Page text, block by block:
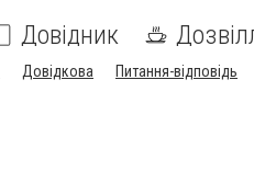
Довідник
Довідкова Питання-відповідь